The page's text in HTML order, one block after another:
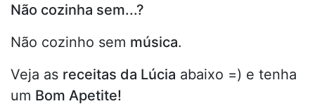
Não cozinha sem...?
Não cozinho sem música.
Veja as receitas da Lúcia abaixo =) e tenha
um Bom Apetite!